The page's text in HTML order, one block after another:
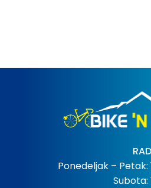
Ponedeljak – Petak:
Subota: